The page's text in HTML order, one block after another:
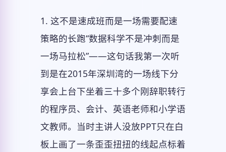
1. 这不是速成班而是一场需要配速
策略的长跑“数据科学不是冲刺而是
一场马拉松”——这句话我第一次听
到是在2015年深圳湾的一场线下分
享会上台下坐着三十多个刚辞职转行
的程序员、会计、英语老师和小学语
文教师。当时主讲人没放PPT只在白
板上画了一条歪歪扭扭的线起点标着